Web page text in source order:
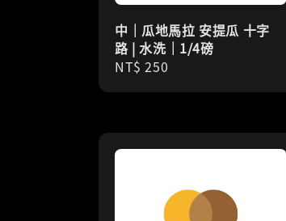
中｜瓜地馬拉 安提瓜 十字
路 | 水洗｜1/4磅
Regular
NT$ 250